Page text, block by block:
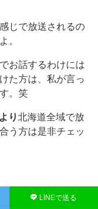
じで放送されるの
。
お話するわけには
た方は、私が言っ
。笑
り北海道全域で放
う方は是非チェッ
LINEで送る